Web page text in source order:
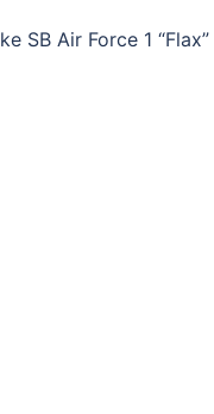
SB Air Force 1 “Flax”